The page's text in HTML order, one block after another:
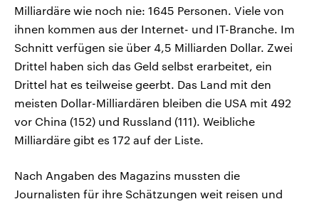
Milliardäre wie noch nie: 1645 Personen. Viele von
ihnen kommen aus der Internet- und IT-Branche. Im
Schnitt verfügen sie über 4,5 Milliarden Dollar. Zwei
Drittel haben sich das Geld selbst erarbeitet, ein
Drittel hat es teilweise geerbt. Das Land mit den
meisten Dollar-Milliardären bleiben die USA mit 492
vor China (152) und Russland (111). Weibliche
Milliardäre gibt es 172 auf der Liste.
Nach Angaben des Magazins mussten die
Journalisten für ihre Schätzungen weit reisen und